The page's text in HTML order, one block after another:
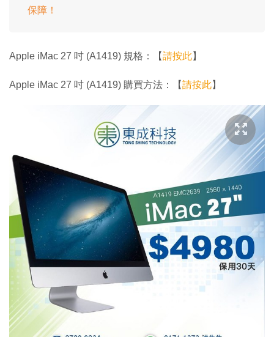
保障！
Apple iMac 27 吋 (A1419) 規格：【請按此】
Apple iMac 27 吋 (A1419) 購買方法：【請按此】